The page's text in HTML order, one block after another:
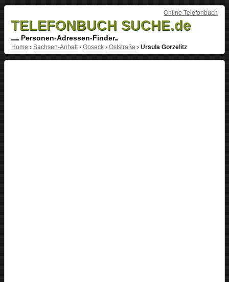
Online Telefonbuch
TELEFONBUCH SUCHE.de
Personen-Adressen-Finder
Home › Sachsen-Anhalt› Goseck› Oststraße › Ursula Gorzelitz